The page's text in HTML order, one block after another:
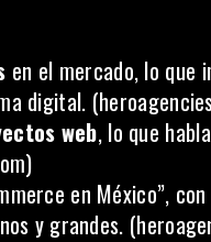
en el mercado, lo que
digital. (
web, lo que
)
en México”,
y grandes. (